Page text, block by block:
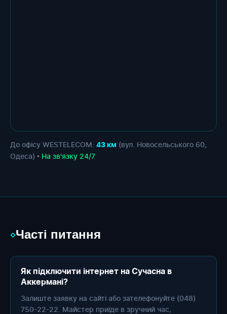
До офісу WESTELECOM: 43 км (вул. Новосельського 60,
Одеса) • На зв'язку 24/7
◇Часті питання
Як підключити інтернет на Сучасна в
Аккермані?
Залиште заявку на сайті або зателефонуйте (048)
750-22-22. Майстер приїде в зручний час,